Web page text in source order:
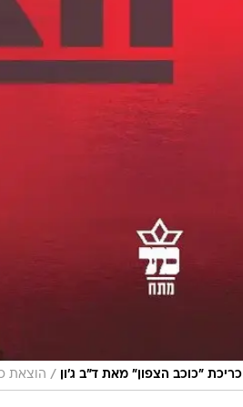
כריכת "כוכב הצפון" מאת ד"ב ג'ון / הוצאת